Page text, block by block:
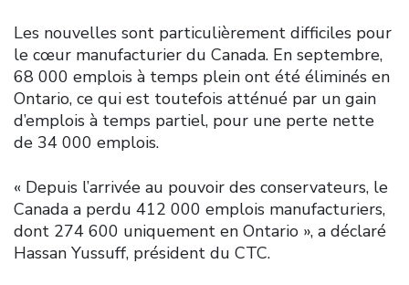
Les nouvelles sont particulièrement difficiles pour
le cœur manufacturier du Canada. En septembre,
68 000 emplois à temps plein ont été éliminés en
Ontario, ce qui est toutefois atténué par un gain
d’emplois à temps partiel, pour une perte nette
de 34 000 emplois.
« Depuis l’arrivée au pouvoir des conservateurs, le
Canada a perdu 412 000 emplois manufacturiers,
dont 274 600 uniquement en Ontario », a déclaré
Hassan Yussuff, président du CTC.